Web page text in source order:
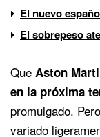
El nuevo
El sobrepeso
Que Aston
en la próxima
promulgado.
variado